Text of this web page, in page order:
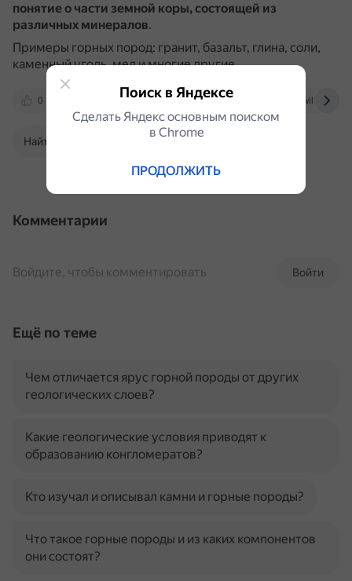
понятие о части земной коры, состоящей из
различных минералов.
Примеры горных пород: гранит, базальт, глина, соли,
каменный уголь, мел и многие другие.
0 docs.cntd.ru yandex.ru
Найти в Поиске
Комментарии
Войти
Войдите, чтобы комментировать
Ещё по теме
Чем отличается ярус горной породы от других
геологических слоев?
Какие геологические условия приводят к
образованию конгломератов?
Кто изучал и описывал камни и горные породы?
Что такое горные породы и из каких компонентов
они состоят?
Поиск в Яндексе
Сделать Яндекс основным поиском
в Сhrome
ПРОДОЛЖИТЬ